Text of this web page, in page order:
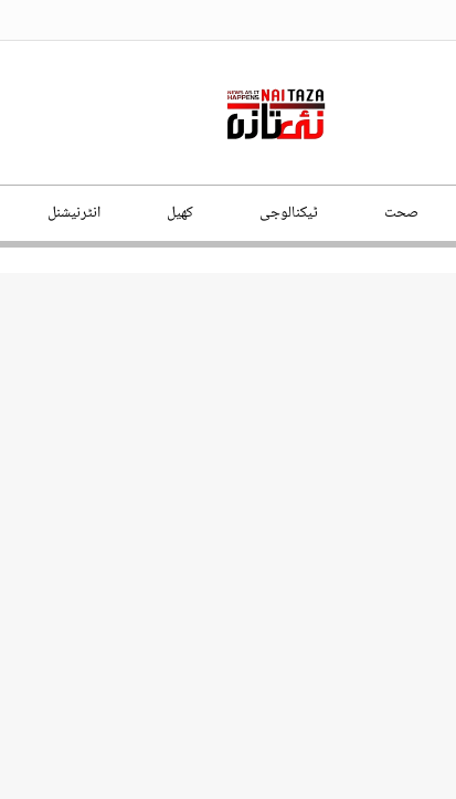
صحت ٹیکنالوجی کھیل انٹرنیشنل